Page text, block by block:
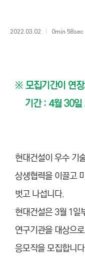
2022.03.02 0min 58sec
※ 모집기간이 연
기간 : 4월 30일
현대건설이 우수 기
상생협력을 이끌고
벗고 나섭니다.
현대건설은 3월 1일
연구기관을 대상으
응모작을 모집합니